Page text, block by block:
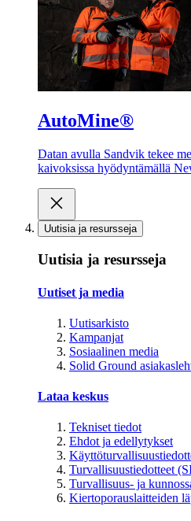
AutoMine®
Datan avulla Sandvik tekee
kaivoksissa hyödyntämällä
Uutisia ja resursseja
Uutisia ja resursseja
Uutiset ja media
Uutisarkisto
Kampanjat
Sosiaalinen media
Solid Ground
Lataa keskus
Tekniset tiedot
Ehdot ja edellytykset
Turvallisuustiedotteet
Turvallisuus- ja
Kiertoporauslaitteiden